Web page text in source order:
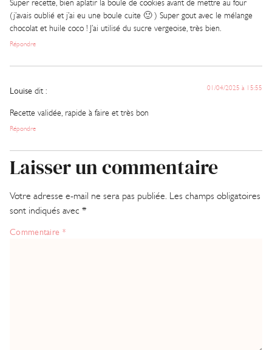
Super recette, bien aplatir la boule de cookies avant de mettre au four
(j’avais oublié et j’ai eu une boule cuite 🙂 ) Super gout avec le mélange
chocolat et huile coco ! J’ai utilisé du sucre vergeoise, très bien.
Répondre
Louise dit : 01/04/2025 à 15:55
Recette validée, rapide à faire et très bon
Répondre
Laisser un commentaire
Votre adresse e-mail ne sera pas publiée. Les champs obligatoires
sont indiqués avec *
Commentaire *